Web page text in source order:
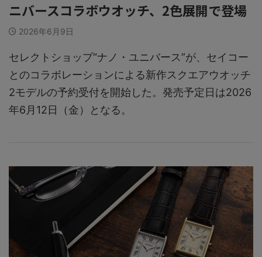
ニバースコラボウオッチ、2色展開で登場
2026年6月9日
セレクトショップ“ナノ・ユニバース”が、セイコー
とのコラボレーションによる新作スクエアウオッチ
2モデルの予約受付を開始した。発売予定日は2026
年6月12日（金）となる。